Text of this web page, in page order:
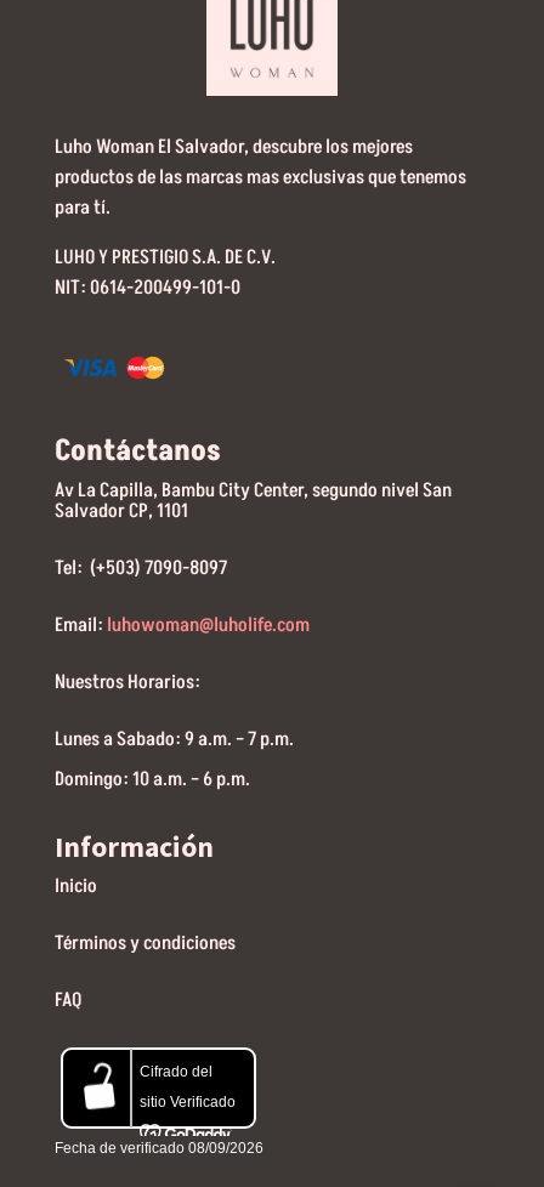
Luho Woman El Salvador, descubre los mejores
productos de las marcas mas exclusivas que tenemos
para tí.
LUHO Y PRESTIGIO S.A. DE C.V.
NIT: 0614-200499-101-0
Contáctanos
Av La Capilla, Bambu City Center, segundo nivel San
Salvador CP, 1101
Tel: (+503) 7090-8097
Email: luhowoman@luholife.com
Nuestros Horarios:
Lunes a Sabado: 9 a.m. – 7 p.m.
Domingo: 10 a.m. – 6 p.m.
Información
Inicio
Términos y condiciones
FAQ